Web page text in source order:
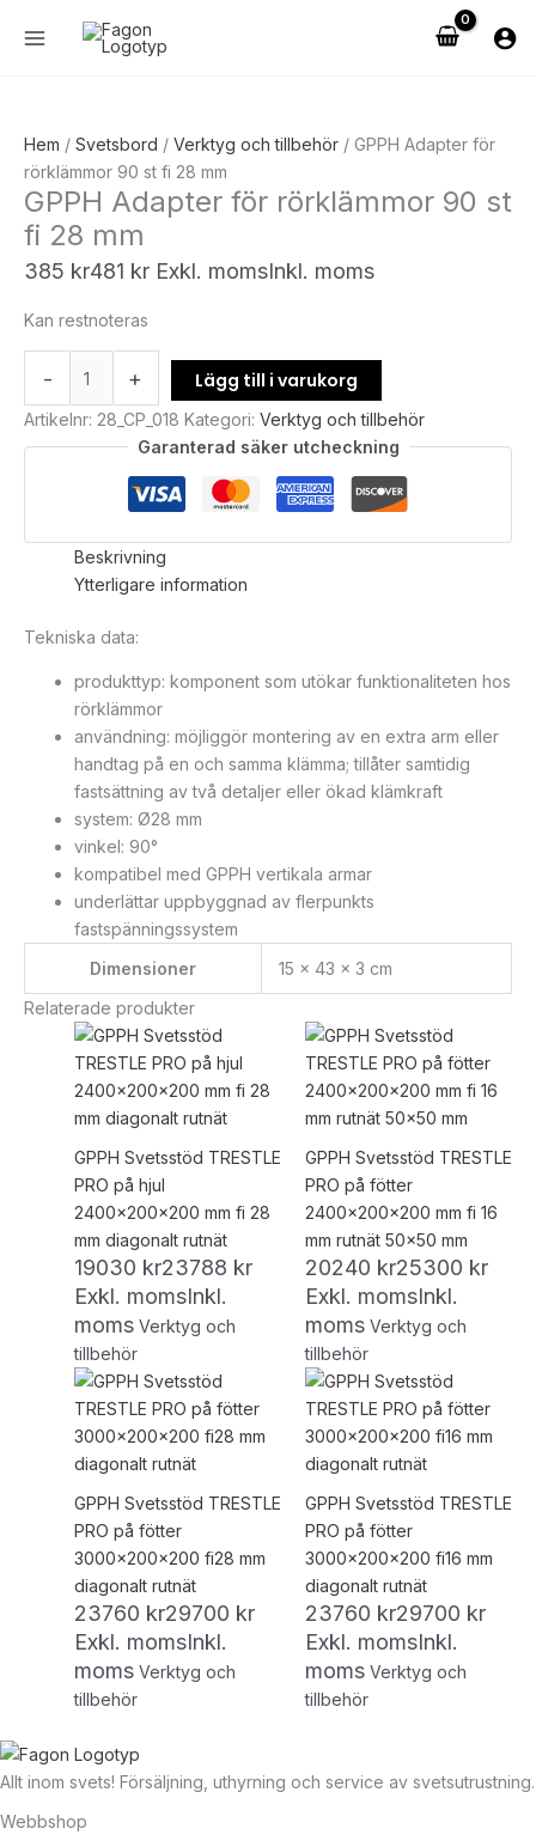
Hem / Svetsbord / Verktyg och tillbehör / GPPH Adapter för
rörklämmor 90 st fi 28 mm
GPPH Adapter för rörklämmor 90 st
fi 28 mm
385 kr481 kr Exkl. momsInkl. moms
Kan restnoteras
-
Adapter
st
fi
28
mm
mängd
+ Lägg till i varukorg
Artikelnr: 28_CP_018 Kategori: Verktyg och tillbehör
Garanterad säker utcheckning
Beskrivning
Ytterligare information
Tekniska data:
produkttyp: komponent som utökar funktionaliteten hos
rörklämmor
användning: möjliggör montering av en extra arm eller
handtag på en och samma klämma; tillåter samtidig
fastsättning av två detaljer eller ökad klämkraft
system: Ø28 mm
vinkel: 90°
kompatibel med GPPH vertikala armar
underlättar uppbyggnad av flerpunkts
fastspänningssystem
Dimensioner
15 × 43 × 3 cm
Relaterade produkter
GPPH Svetsstöd TRESTLE
PRO på hjul
2400x200x200 mm fi 28
mm diagonalt rutnät
19030 kr23788 kr
Exkl. momsInkl.
moms Verktyg och
tillbehör
GPPH Svetsstöd TRESTLE
PRO på fötter
2400x200x200 mm fi 16
mm rutnät 50×50 mm
20240 kr25300 kr
Exkl. momsInkl.
moms Verktyg och
tillbehör
GPPH Svetsstöd TRESTLE
PRO på fötter
3000x200x200 fi28 mm
diagonalt rutnät
23760 kr29700 kr
Exkl. momsInkl.
moms Verktyg och
tillbehör
GPPH Svetsstöd TRESTLE
PRO på fötter
3000x200x200 fi16 mm
diagonalt rutnät
23760 kr29700 kr
Exkl. momsInkl.
moms Verktyg och
tillbehör
Allt inom svets! Försäljning, uthyrning och service av svetsutrustning.
Webbshop